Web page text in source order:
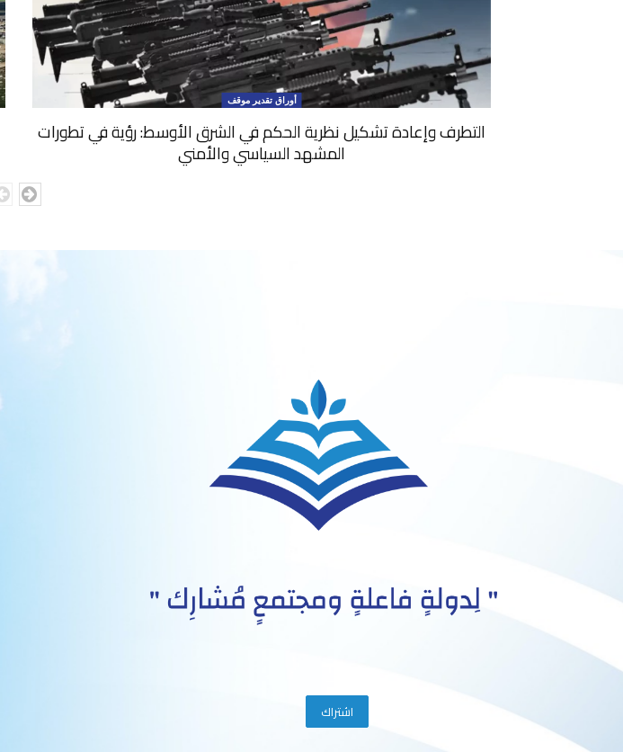
أوراق تقدير موقف
التطرف وإعادة تشكيل نظرية الحكم في الشرق الأوسط: رؤية في تطورات
المشهد السياسي والأمني